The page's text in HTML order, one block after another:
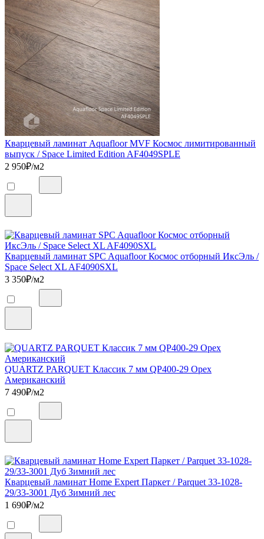
Кварцевый ламинат Aquafloor MVF Космос лимитированный
выпуск / Space Limited Edition AF4049SPLE
2 950₽/м2
Кварцевый ламинат SPC Aquafloor Космос отборный ИксЭль /
Space Select XL AF4090SXL
3 350₽/м2
QUARTZ PARQUET Классик 7 мм QP400-29 Орех
Американский
7 490₽/м2
Кварцевый ламинат Home Expert Паркет / Parquet 33-1028-
29/33-3001 Дуб Зимний лес
1 690₽/м2